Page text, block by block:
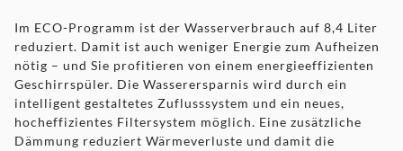
Im ECO-Programm ist der Wasserverbrauch auf 8,4 Liter
reduziert. Damit ist auch weniger Energie zum Aufheizen
nötig – und Sie profitieren von einem energieeffizienten
Geschirrspüler. Die Wasserersparnis wird durch ein
intelligent gestaltetes Zuflusssystem und ein neues,
hocheffizientes Filtersystem möglich. Eine zusätzliche
Dämmung reduziert Wärmeverluste und damit die